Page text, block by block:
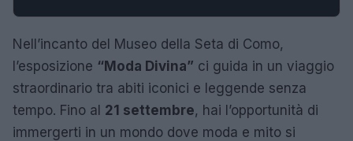
Nell’incanto del Museo della Seta di Como,
l’esposizione “Moda Divina” ci guida in un viaggio
straordinario tra abiti iconici e leggende senza
tempo. Fino al 21 settembre, hai l’opportunità di
immergerti in un mondo dove moda e mito si